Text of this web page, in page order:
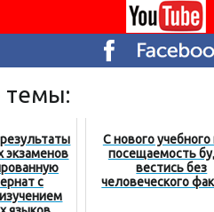
темы:
экзаменов
с
C нового учебного
посещаемость
вестись без
человеческого